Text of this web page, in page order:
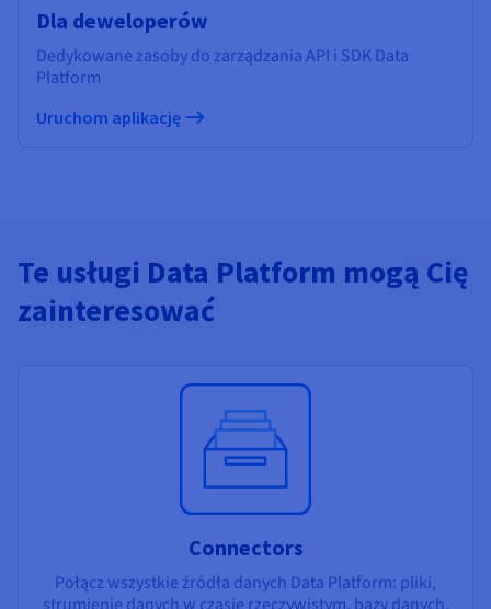
Dla deweloperów
Dedykowane zasoby do zarządzania API i SDK Data
Platform
Uruchom aplikację
Te usługi Data Platform mogą Cię
zainteresować
Connectors
Połącz wszystkie źródła danych Data Platform: pliki,